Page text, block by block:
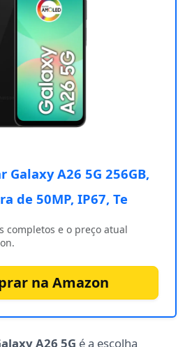
Galaxy A26 5G 256GB,
de 50MP, IP67, Te
completos e o preço atual
na Amazon
A26 5G é a escolha